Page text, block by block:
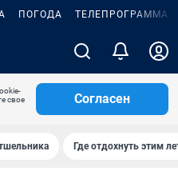
ПОГОДА ТЕЛЕПРОГРАММА
свое
Согласен
Где отдохнуть этим